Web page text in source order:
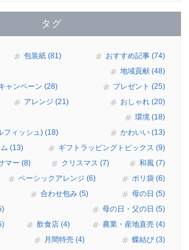
タグ
包装紙 (81)
おすすめ記事 (74)
地域貢献 (48)
ャンペーン (28)
プレゼント (25)
アレンジ (21)
おしゃれ (20)
環境 (18)
フィッシュ) (18)
かわいい (13)
(13)
ギフトラッピングトピックス (9)
マー (8) クリスマス (7)
和風 (7)
ベーシックアレンジ (6)
ポリ袋 (6)
合わせ包み (5)
母の日 (5)
母の日・父の日 (5)
飲食店 (4)
農業・産地直売 (4)
月間特売 (4)
蝶結び (3)